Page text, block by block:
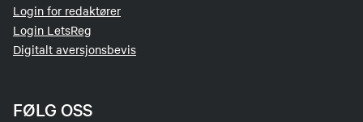
Login for redaktører
Login LetsReg
Digitalt aversjonsbevis
FØLG OSS